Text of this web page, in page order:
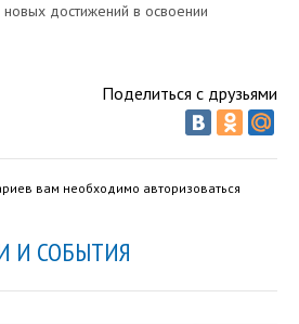
новых достижений в освоении
Поделиться с друзьями
вам необходимо авторизоваться
И СОБЫТИЯ